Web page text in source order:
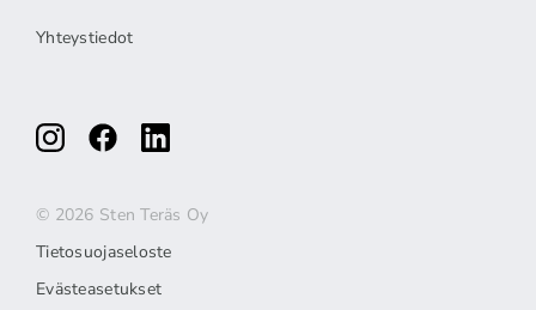
Yhteystiedot
© 2026 Sten Teräs Oy
Tietosuojaseloste
Evästeasetukset